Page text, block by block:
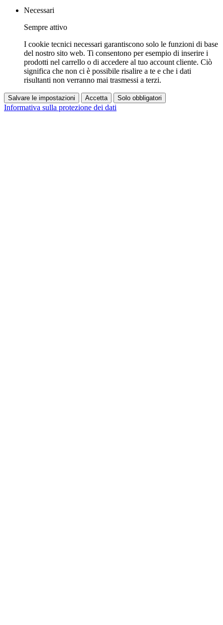
Necessari
Sempre attivo
I cookie tecnici necessari garantiscono solo le funzioni di base
del nostro sito web. Ti consentono per esempio di inserire i
prodotti nel carrello o di accedere al tuo account cliente. Ciò
significa che non ci è possibile risalire a te e che i dati
risultanti non verranno mai trasmessi a terzi.
Salvare le impostazioni Accetta Solo obbligatori
Informativa sulla protezione dei dati